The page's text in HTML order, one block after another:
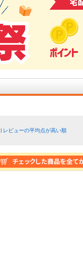
レビューの平均点が高い順